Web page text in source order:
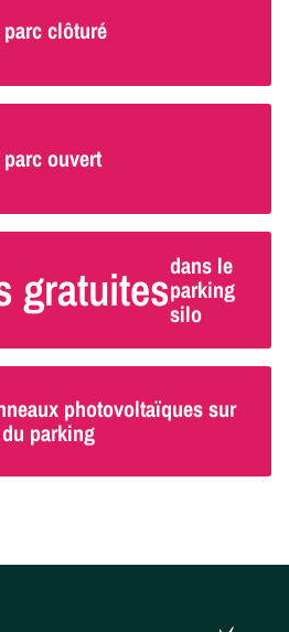
clôturé
ouvert
gratuitesdans le
parking
silo
photovoltaïques sur
parking